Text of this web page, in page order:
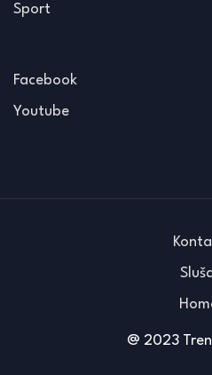
Sport
Facebook
Youtube
@ 2023